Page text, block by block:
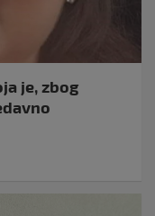
je, zbog